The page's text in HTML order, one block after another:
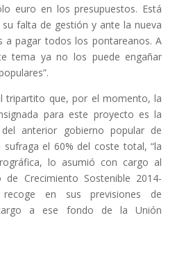
euro en los presupuestos. Está
falta de gestión y ante la nueva
a pagar todos los pontareanos. A
tema ya no los puede engañar
tripartito que, por el momento, la
para este proyecto es la
anterior gobierno popular de
sufraga el 60% del coste total, “la
lo asumió con cargo al
de Crecimiento Sostenible 2014-
en sus previsiones de
a ese fondo de la Unión